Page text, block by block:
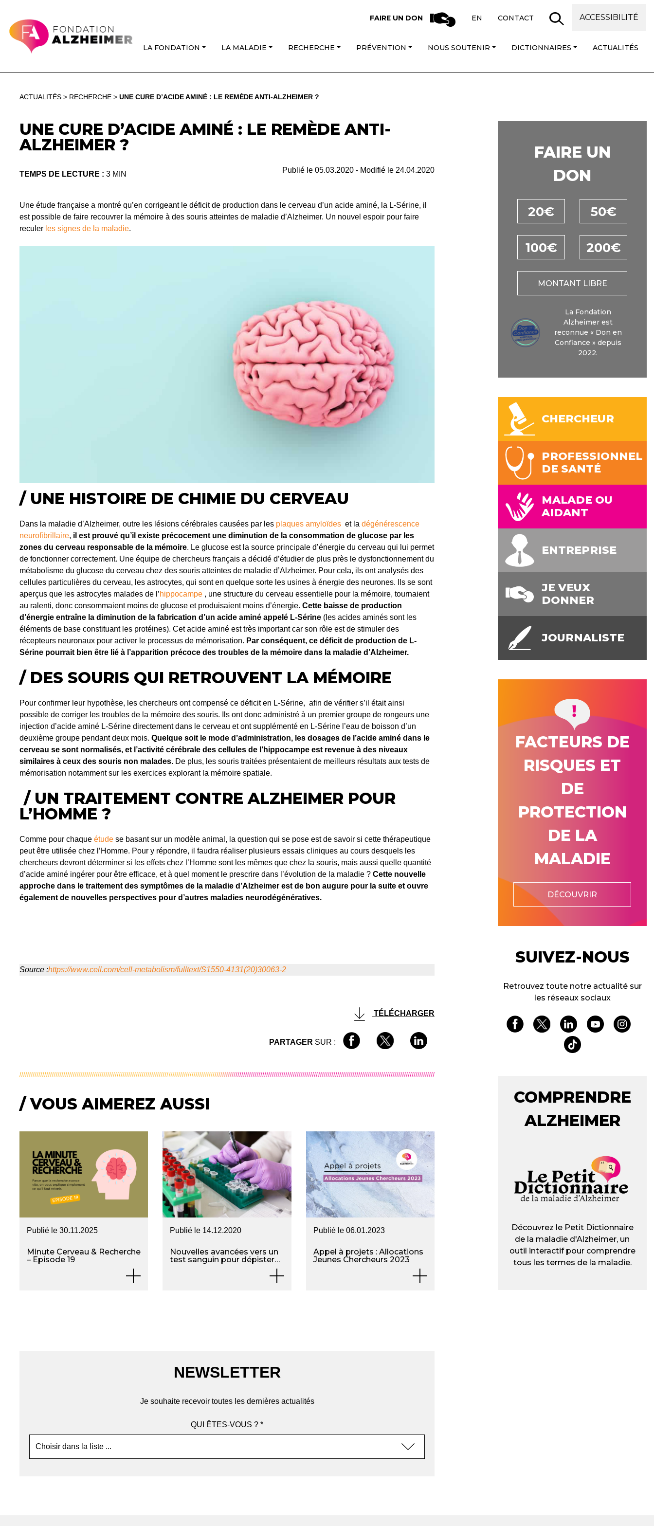
FAIRE UN DON EN CONTACT ACCESSIBILITÉ
LA FONDATION LA MALADIE RECHERCHE PRÉVENTION NOUS SOUTENIR DICTIONNAIRES ACTUALITÉS
ACTUALITÉS > RECHERCHE > UNE CURE D’ACIDE AMINÉ : LE REMÈDE ANTI-ALZHEIMER ?
UNE CURE D’ACIDE AMINÉ : LE REMÈDE ANTI-
ALZHEIMER ?
TEMPS DE LECTURE : 3 MIN Publié le 05.03.2020 - Modifié le 24.04.2020
Une étude française a montré qu’en corrigeant le déficit de production dans le cerveau d’un acide aminé, la L-Sérine, il
est possible de faire recouvrer la mémoire à des souris atteintes de maladie d’Alzheimer. Un nouvel espoir pour faire
reculer les signes de la maladie.
/ UNE HISTOIRE DE CHIMIE DU CERVEAU
Dans la maladie d’Alzheimer, outre les lésions cérébrales causées par les plaques amyloïdes et la dégénérescence
neurofibrillaire, il est prouvé qu’il existe précocement une diminution de la consommation de glucose par les
zones du cerveau responsable de la mémoire. Le glucose est la source principale d’énergie du cerveau qui lui permet
de fonctionner correctement. Une équipe de chercheurs français a décidé d’étudier de plus près le dysfonctionnement du
métabolisme du glucose du cerveau chez des souris atteintes de maladie d’Alzheimer. Pour cela, ils ont analysés des
cellules particulières du cerveau, les astrocytes, qui sont en quelque sorte les usines à énergie des neurones. Ils se sont
aperçus que les astrocytes malades de l’hippocampe , une structure du cerveau essentielle pour la mémoire, tournaient
au ralenti, donc consommaient moins de glucose et produisaient moins d’énergie. Cette baisse de production
d’énergie entraîne la diminution de la fabrication d’un acide aminé appelé L-Sérine (les acides aminés sont les
éléments de base constituant les protéines). Cet acide aminé est très important car son rôle est de stimuler des
récepteurs neuronaux pour activer le processus de mémorisation. Par conséquent, ce déficit de production de L-
Sérine pourrait bien être lié à l’apparition précoce des troubles de la mémoire dans la maladie d’Alzheimer.
/ DES SOURIS QUI RETROUVENT LA MÉMOIRE
Pour confirmer leur hypothèse, les chercheurs ont compensé ce déficit en L-Sérine, afin de vérifier s’il était ainsi
possible de corriger les troubles de la mémoire des souris. Ils ont donc administré à un premier groupe de rongeurs une
injection d’acide aminé L-Sérine directement dans le cerveau et ont supplémenté en L-Sérine l’eau de boisson d’un
deuxième groupe pendant deux mois. Quelque soit le mode d’administration, les dosages de l’acide aminé dans le
cerveau se sont normalisés, et l’activité cérébrale des cellules de l’hippocampe est revenue à des niveaux
similaires à ceux des souris non malades. De plus, les souris traitées présentaient de meilleurs résultats aux tests de
mémorisation notamment sur les exercices explorant la mémoire spatiale.
/ UN TRAITEMENT CONTRE ALZHEIMER POUR
L’HOMME ?
Comme pour chaque étude se basant sur un modèle animal, la question qui se pose est de savoir si cette thérapeutique
peut être utilisée chez l’Homme. Pour y répondre, il faudra réaliser plusieurs essais cliniques au cours desquels les
chercheurs devront déterminer si les effets chez l’Homme sont les mêmes que chez la souris, mais aussi quelle quantité
d’acide aminé ingérer pour être efficace, et à quel moment le prescrire dans l’évolution de la maladie ? Cette nouvelle
approche dans le traitement des symptômes de la maladie d’Alzheimer est de bon augure pour la suite et ouvre
également de nouvelles perspectives pour d’autres maladies neurodégénératives.
Source :https://www.cell.com/cell-metabolism/fulltext/S1550-4131(20)30063-2
TÉLÉCHARGER
PARTAGER SUR :
/ VOUS AIMEREZ AUSSI
Publié le 30.11.2025
Minute Cerveau & Recherche
– Episode 19
Publié le 14.12.2020
Nouvelles avancées vers un
test sanguin pour dépister
Publié le 06.01.2023
Appel à projets : Allocations
Jeunes Chercheurs 2023
NEWSLETTER
Je souhaite recevoir toutes les dernières actualités
QUI ÊTES-VOUS ? *
FAIRE UN
DON
20€ 50€
100€ 200€
MONTANT LIBRE
La Fondation
Alzheimer est
reconnue « Don en
Confiance » depuis
2022.
CHERCHEUR
PROFESSIONNEL
DE SANTÉ
MALADE OU
AIDANT
ENTREPRISE
JE VEUX
DONNER
JOURNALISTE
FACTEURS DE
RISQUES ET
DE
PROTECTION
DE LA
MALADIE
DÉCOUVRIR
SUIVEZ-NOUS
Retrouvez toute notre actualité sur
les réseaux sociaux
COMPRENDRE
ALZHEIMER
Découvrez le Petit Dictionnaire
de la maladie d'Alzheimer, un
outil interactif pour comprendre
tous les termes de la maladie.